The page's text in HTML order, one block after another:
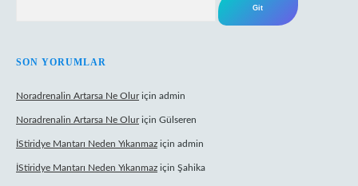
SON YORUMLAR
Noradrenalin Artarsa Ne Oluriçin admin
Noradrenalin Artarsa Ne Oluriçin Gülseren
İStiridye Mantarı Neden Yıkanmaz için admin
İStiridye Mantarı Neden Yıkanmaz için Şahika